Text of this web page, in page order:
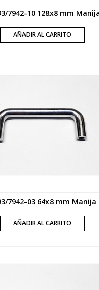
AÑADIR AL CARRITO
AÑADIR AL CARRITO